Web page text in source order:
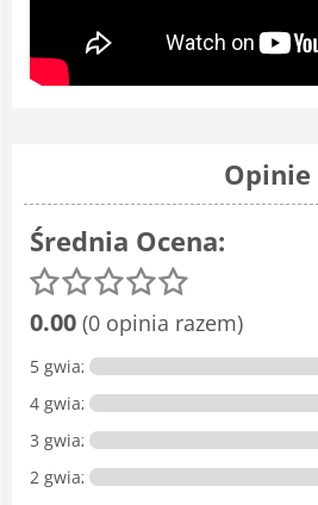
Opinie
Średnia Ocena:
0.00 (0 opinia razem)
5 gwiazdka
4 gwiazdki
3 gwiazdki
2 gwiazdki